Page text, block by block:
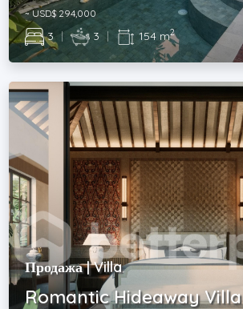
~ USD$ 294,000
3 | 3 | 154 m2
Продажа | Villa
Romantic Hideaway Villa